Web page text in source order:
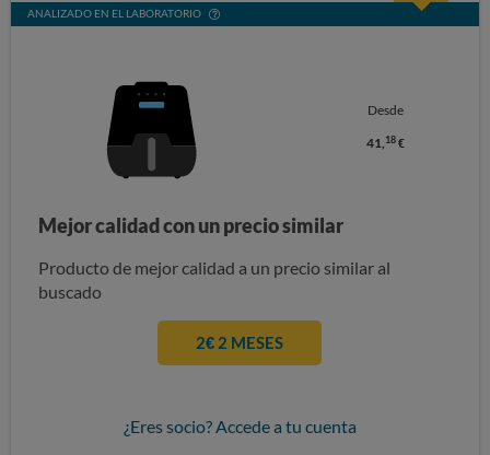
ANALIZADO EN EL LABORATORIO
Desde
41,18€
Mejor calidad con un precio similar
Producto de mejor calidad a un precio similar al
buscado
2€ 2 MESES
¿Eres socio? Accede a tu cuenta